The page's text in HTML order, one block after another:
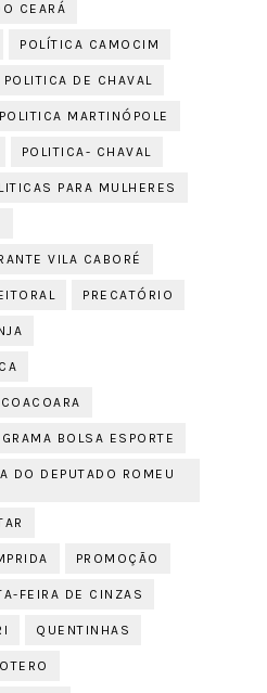
CEARÁ
POLÍTICA CAMOCIM
POLITICA DE CHAVAL
POLITICA MARTINÓPOLE
POLITICA- CHAVAL
PARA MULHERES
VILA CABORÉ
PRECATÓRIO
BOLSA ESPORTE
DO DEPUTADO ROMEU
PROMOÇÃO
FEIRA DE CINZAS
QUENTINHAS